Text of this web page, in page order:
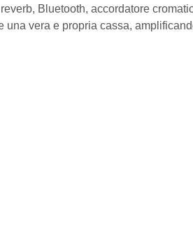
Bluetooth, accordatore
vera e propria cassa,